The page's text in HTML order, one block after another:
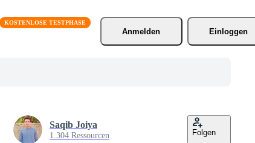
Anmelden
Einloggen
Saqib Joiya
1.304 Ressourcen Folgen